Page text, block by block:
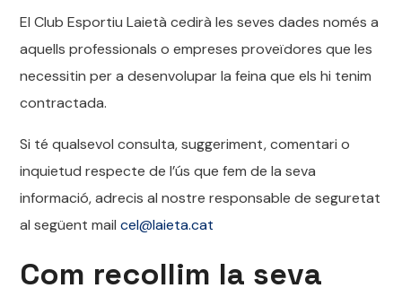
El Club Esportiu Laietà cedirà les seves dades només a
aquells professionals o empreses proveïdores que les
necessitin per a desenvolupar la feina que els hi tenim
contractada.
Si té qualsevol consulta, suggeriment, comentari o
inquietud respecte de l’ús que fem de la seva
informació, adrecis al nostre responsable de seguretat
al següent mailcel@laieta.cat
Com recollim la seva